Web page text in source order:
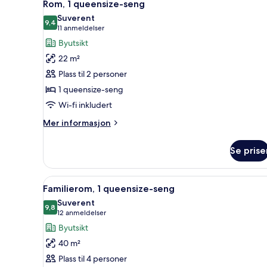
alle
bildene
av
Rom,
1
queensize-
seng
Rom, 1 queensize-seng
9,49,4 av 10
Suverent
11 anmeldelser
(11
anmeldelser)
Byutsikt
22 m²
Plass til 2 personer
1 queensize-seng
Wi-fi inkludert
Mer informasjon
Mer
1
queensize-
seng
Se
Åpne
alle
bildene
av
Familierom,
1
queensize-
Familierom, 1 queensize-
7
Familierom, 1 queensize-seng
9,89,8 av 10
Suverent
12 anmeldelser
(12
anmeldelser)
Byutsikt
40 m²
Plass til 4 personer